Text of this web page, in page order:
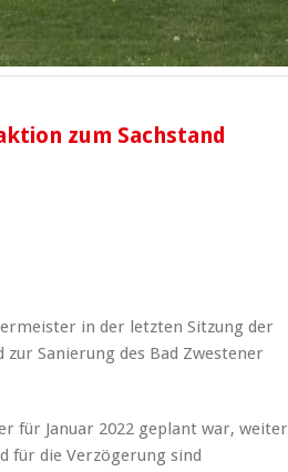
zum Sachstand
in der letzten Sitzung der
Sanierung des Bad Zwestener
für Januar 2022 geplant war, weiter
für die Verzögerung sind